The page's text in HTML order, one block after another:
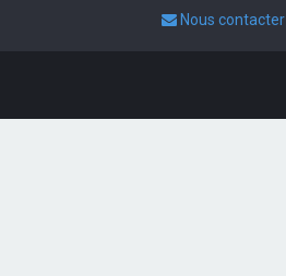
Nous contacter